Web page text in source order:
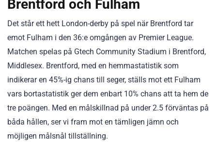
Brentford och Fulham
Det står ett hett London-derby på spel när Brentford tar
emot Fulham i den 36:e omgången av Premier League.
Matchen spelas på Gtech Community Stadium i Brentford,
Middlesex. Brentford, med en hemmastatistik som
indikerar en 45%-ig chans till seger, ställs mot ett Fulham
vars bortastatistik ger dem enbart 10% chans att ta hem de
tre poängen. Med en målskillnad på under 2.5 förväntas på
båda hållen, ser vi fram mot en tämligen jämn och
möjligen målsnål tillställning.